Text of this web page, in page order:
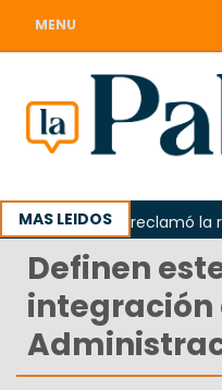
MENU
MAS LEIDOS
Odarda reclamó la
Definen
integración